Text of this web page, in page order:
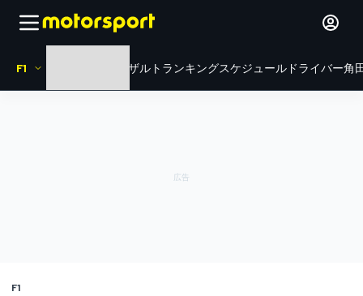
F1 リザルト ランキングスケジュール ドライバー角
F1